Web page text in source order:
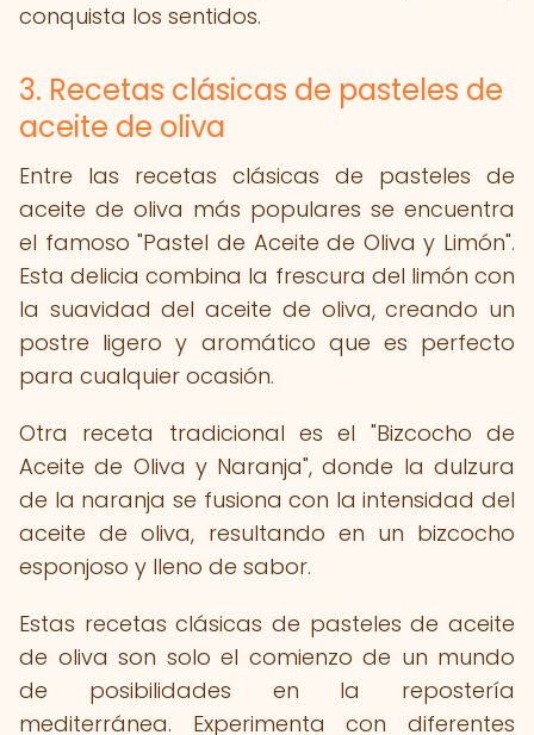
conquista los sentidos.
3. Recetas clásicas de pasteles de
aceite de oliva
Entre las recetas clásicas de pasteles de
aceite de oliva más populares se encuentra
el famoso "Pastel de Aceite de Oliva y Limón".
Esta delicia combina la frescura del limón con
la suavidad del aceite de oliva, creando un
postre ligero y aromático que es perfecto
para cualquier ocasión.
Otra receta tradicional es el "Bizcocho de
Aceite de Oliva y Naranja", donde la dulzura
de la naranja se fusiona con la intensidad del
aceite de oliva, resultando en un bizcocho
esponjoso y lleno de sabor.
Estas recetas clásicas de pasteles de aceite
de oliva son solo el comienzo de un mundo
de posibilidades en la repostería
mediterránea. Experimenta con diferentes